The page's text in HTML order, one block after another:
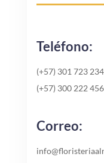
Teléfono:
(+57) 301 723
(+57) 300 222
Correo: